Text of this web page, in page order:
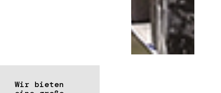
Wir bieten